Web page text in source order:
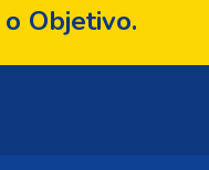
Objetivo.